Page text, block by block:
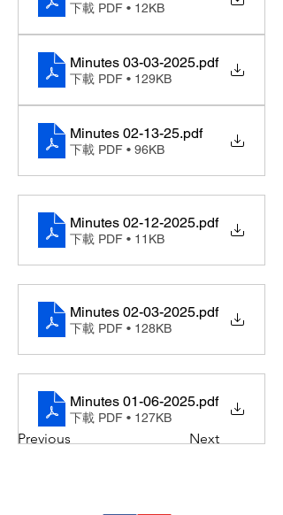
Previous Next
下載 PDF • 12KB
Minutes 03-03-2025.pdf
下載 PDF • 129KB
Minutes 02-13-25.pdf
下載 PDF • 96KB
Minutes 02-12-2025.pdf
下載 PDF • 11KB
Minutes 02-03-2025.pdf
下載 PDF • 128KB
Minutes 01-06-2025.pdf
下載 PDF • 127KB